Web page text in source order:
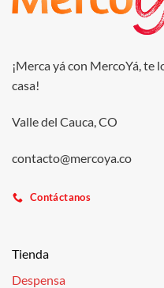
¡Merca yá con MercoYá, te
casa!
Valle del Cauca, CO
contacto@mercoya.co
Contáctanos
Tienda
Despensa